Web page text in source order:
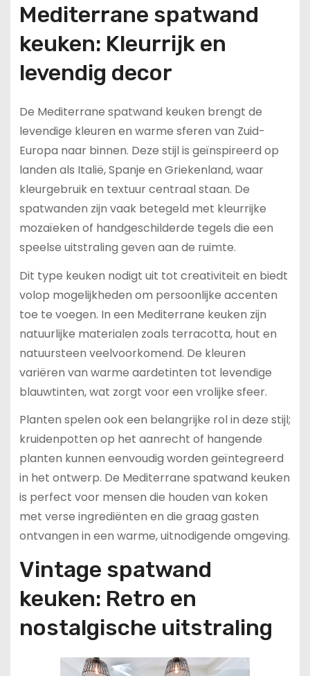
Mediterrane spatwand
keuken: Kleurrijk en
levendig decor
De Mediterrane spatwand keuken brengt de
levendige kleuren en warme sferen van Zuid-
Europa naar binnen. Deze stijl is geïnspireerd op
landen als Italië, Spanje en Griekenland, waar
kleurgebruik en textuur centraal staan. De
spatwanden zijn vaak betegeld met kleurrijke
mozaïeken of handgeschilderde tegels die een
speelse uitstraling geven aan de ruimte.
Dit type keuken nodigt uit tot creativiteit en biedt
volop mogelijkheden om persoonlijke accenten
toe te voegen. In een Mediterrane keuken zijn
natuurlijke materialen zoals terracotta, hout en
natuursteen veelvoorkomend. De kleuren
variëren van warme aardetinten tot levendige
blauwtinten, wat zorgt voor een vrolijke sfeer.
Planten spelen ook een belangrijke rol in deze stijl;
kruidenpotten op het aanrecht of hangende
planten kunnen eenvoudig worden geïntegreerd
in het ontwerp. De Mediterrane spatwand keuken
is perfect voor mensen die houden van koken
met verse ingrediënten en die graag gasten
ontvangen in een warme, uitnodigende omgeving.
Vintage spatwand
keuken: Retro en
nostalgische uitstraling